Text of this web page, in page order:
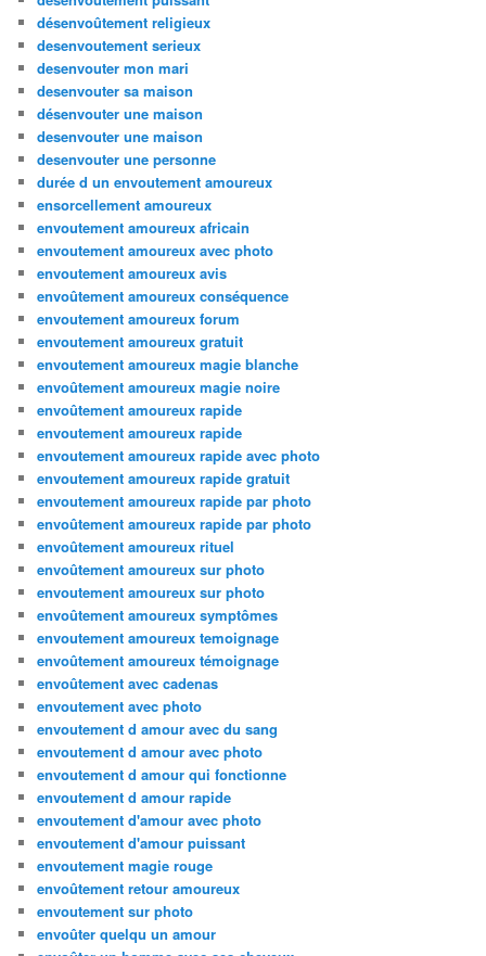
désenvoûtement religieux
desenvoutement serieux
desenvouter mon mari
desenvouter sa maison
désenvouter une maison
desenvouter une maison
desenvouter une personne
durée d un envoutement amoureux
ensorcellement amoureux
envoutement amoureux africain
envoutement amoureux avec photo
envoutement amoureux avis
envoûtement amoureux conséquence
envoutement amoureux forum
envoutement amoureux gratuit
envoutement amoureux magie blanche
envoûtement amoureux magie noire
envoûtement amoureux rapide
envoutement amoureux rapide
envoutement amoureux rapide avec photo
envoutement amoureux rapide gratuit
envoutement amoureux rapide par photo
envoûtement amoureux rapide par photo
envoûtement amoureux rituel
envoûtement amoureux sur photo
envoutement amoureux sur photo
envoûtement amoureux symptômes
envoutement amoureux temoignage
envoûtement amoureux témoignage
envoûtement avec cadenas
envoutement avec photo
envoutement d amour avec du sang
envoutement d amour avec photo
envoutement d amour qui fonctionne
envoutement d amour rapide
envoutement d'amour avec photo
envoutement d'amour puissant
envoutement magie rouge
envoûtement retour amoureux
envoutement sur photo
envoûter quelqu un amour